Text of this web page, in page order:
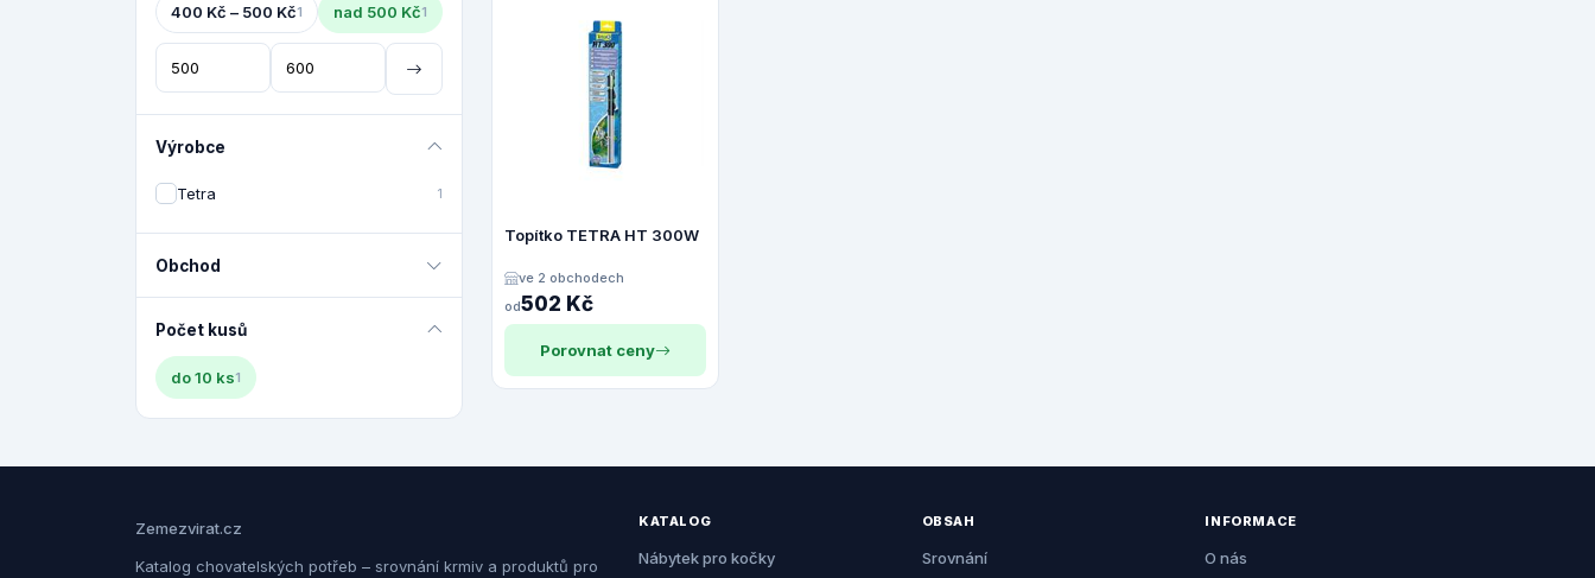
400 Kč – 500 Kč1 nad 500 Kč1
Výrobce
Tetra 1
Obchod
Počet kusů
do 10 ks1
Topítko TETRA HT 300W
ve 2 obchodech
od502 Kč
Porovnat ceny
Zemezvirat.cz
Katalog chovatelských potřeb – srovnání krmiv a produktů pro
KATALOG
Nábytek pro kočky
OBSAH
Srovnání
INFORMACE
O nás